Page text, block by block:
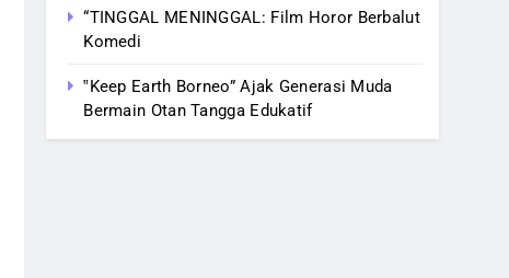
“TINGGAL MENINGGAL: Film Horor Berbalut
Komedi
‟Keep Earth Borneo” Ajak Generasi Muda
Bermain Otan Tangga Edukatif